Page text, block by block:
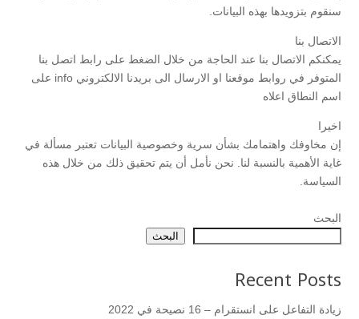
سنقوم بتزويدها بهذه البيانات.
الاتصال بنا
يمكنكم الاتصال بنا عند الحاجة من خلال الضغط على رابط اتصل بنا
المتوفر في روابط موقعنا او الارسال الى بريدنا الالكتروني info على
اسم النطاق اعلاه
اخيرا
إن مخاوفك واهتمامك بشأن سرية وخصوصية البيانات تعتبر مسألة في
غاية الأهمية بالنسبة لنا. نحن نأمل أن يتم تحقيق ذلك من خلال هذه
السياسة.
البحث
البحث
Recent Posts
زيادة التفاعل على انستقرام – 16 نصيحة في 2022